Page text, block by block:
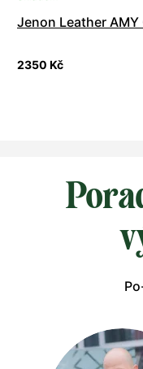
Jenon Leather AMY
2350 Kč